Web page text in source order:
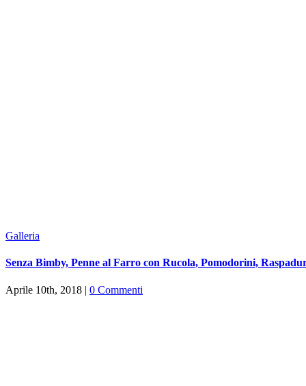
Galleria
Senza Bimby, Penne al Farro con Rucola, Pomodorini,
Aprile 10th, 2018 | 0 Commenti